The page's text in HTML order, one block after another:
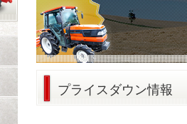
プライスダウン情報